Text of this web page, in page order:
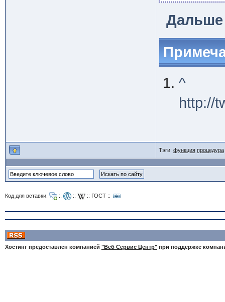
Дальше
^
http://
Тэги: функция процедура
Код для вставки: :: :: :: ГОСТ::
Хостинг предоставлен компанией "Веб Сервис Центр"при поддержке